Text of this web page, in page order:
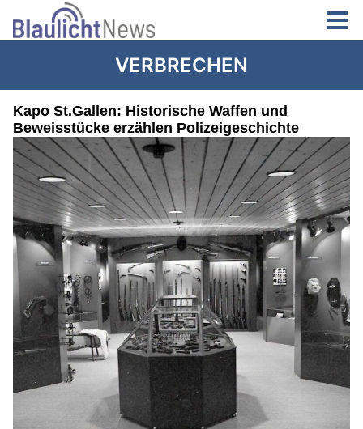
VERBRECHEN
Kapo St.Gallen: Historische Waffen und
Beweisstücke erzählen Polizeigeschichte